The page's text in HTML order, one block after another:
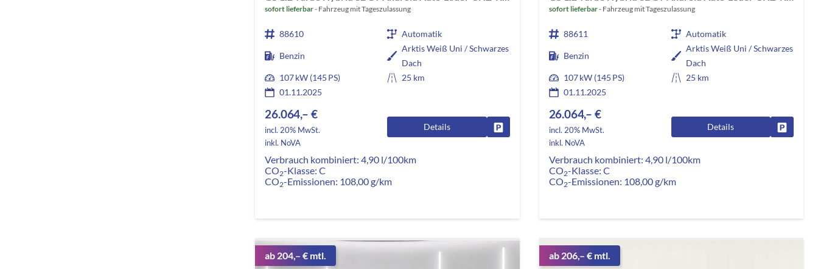
sofort lieferbar Fahrzeug mit Tageszulassung
88610 Automatik
Benzin
Arktis Weiß Uni / Schwarzes
Dach
107 kW (145 PS)
25 km
01.11.2025
26.064,– €
incl. 20% MwSt.
inkl. NoVA
Details Fahrzeug parken
Verbrauch kombiniert:4,90 l/100km
CO2-Klasse: C
CO2-Emissionen: 108,00 g/km
sofort lieferbar Fahrzeug mit Tageszulassung
88611 Automatik
Benzin
Arktis Weiß Uni / Schwarzes
Dach
107 kW (145 PS)
25 km
01.11.2025
26.064,– €
incl. 20% MwSt.
inkl. NoVA
Details
Verbrauch kombiniert: 4,90 l/100km
CO2-Klasse: C
CO2-Emissionen: 108,00 g/km
ab 204,– € mtl. ab 206,– € mtl.